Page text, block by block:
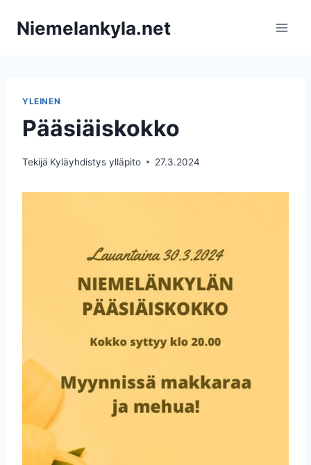
sisältöön
Niemelankyla.net
YLEINEN
Pääsiäiskokko
Tekijä Kyläyhdistys ylläpito 27.3.2024